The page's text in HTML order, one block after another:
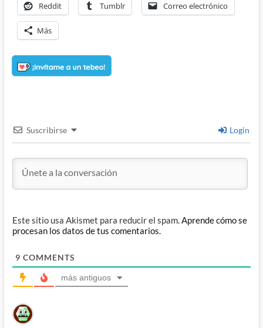
Reddit Tumblr Correo electrónico
Más
Suscribirse Login
Este sitio usa Akismet para reducir el spam.Aprende cómo se
procesan los datos de tus comentarios.
9 COMMENTS
más antiguos